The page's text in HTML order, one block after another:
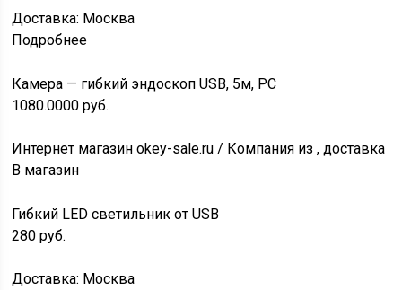
Доставка: Москва
Подробнее
Камера — гибкий эндоскоп USB, 5м, PC
1080.0000руб.
Интернет магазин okey-sale.ru / Компания из , доставка
В магазин
Гибкий LED светильник от USB
280руб.
Доставка: Москва